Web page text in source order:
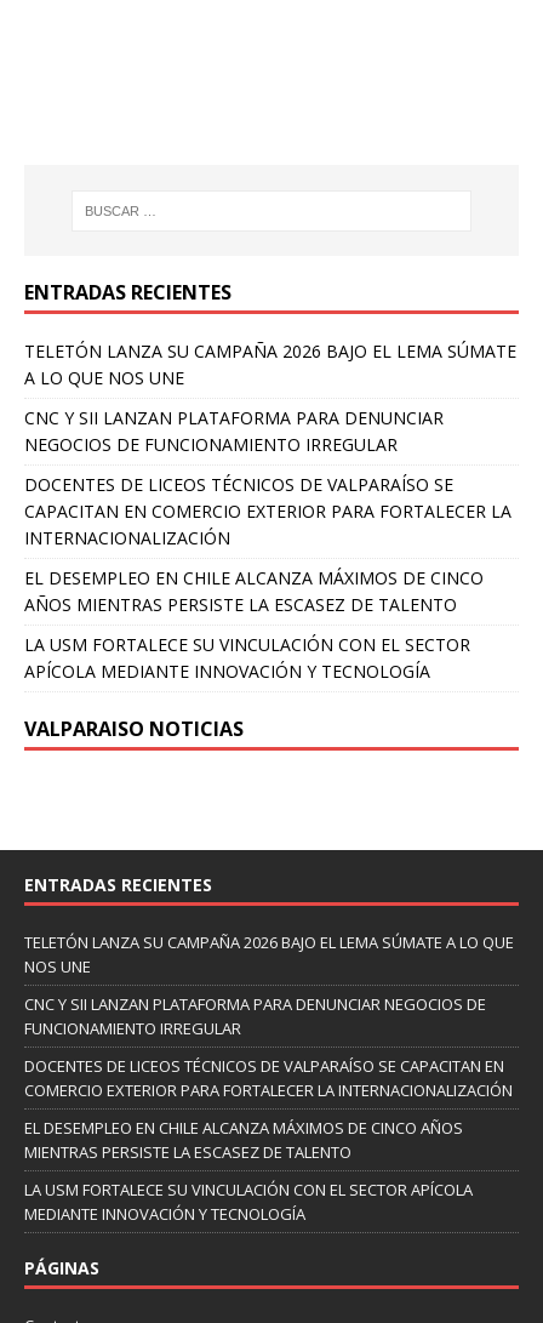
ENTRADAS RECIENTES
TELETÓN LANZA SU CAMPAÑA 2026 BAJO EL LEMA SÚMATE
A LO QUE NOS UNE
CNC Y SII LANZAN PLATAFORMA PARA DENUNCIAR
NEGOCIOS DE FUNCIONAMIENTO IRREGULAR
DOCENTES DE LICEOS TÉCNICOS DE VALPARAÍSO SE
CAPACITAN EN COMERCIO EXTERIOR PARA FORTALECER LA
INTERNACIONALIZACIÓN
EL DESEMPLEO EN CHILE ALCANZA MÁXIMOS DE CINCO
AÑOS MIENTRAS PERSISTE LA ESCASEZ DE TALENTO
LA USM FORTALECE SU VINCULACIÓN CON EL SECTOR
APÍCOLA MEDIANTE INNOVACIÓN Y TECNOLOGÍA
VALPARAISO NOTICIAS
ENTRADAS RECIENTES
TELETÓN LANZA SU CAMPAÑA 2026 BAJO EL LEMA SÚMATE A LO QUE
NOS UNE
CNC Y SII LANZAN PLATAFORMA PARA DENUNCIAR NEGOCIOS DE
FUNCIONAMIENTO IRREGULAR
DOCENTES DE LICEOS TÉCNICOS DE VALPARAÍSO SE CAPACITAN EN
COMERCIO EXTERIOR PARA FORTALECER LA INTERNACIONALIZACIÓN
EL DESEMPLEO EN CHILE ALCANZA MÁXIMOS DE CINCO AÑOS
MIENTRAS PERSISTE LA ESCASEZ DE TALENTO
LA USM FORTALECE SU VINCULACIÓN CON EL SECTOR APÍCOLA
MEDIANTE INNOVACIÓN Y TECNOLOGÍA
PÁGINAS